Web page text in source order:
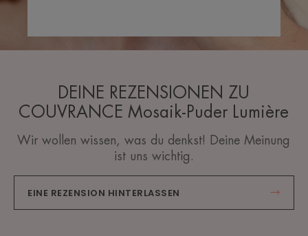
DEINE REZENSIONEN ZU
COUVRANCE Mosaik-Puder Lumière
Wir wollen wissen, was du denkst! Deine Meinung
ist uns wichtig.
EINE REZENSION HINTERLASSEN